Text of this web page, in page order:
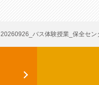
20260926_バス体験授業_保全セン